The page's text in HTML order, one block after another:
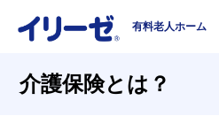
有料老人ホーム
施設を探す
介護保険とは？